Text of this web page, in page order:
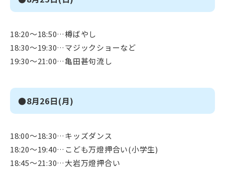
18:20～18:50…樽ばやし
18:30～19:30…マジックショーなど
19:30～21:00…亀田甚句流し
●8月26日(月)
18:00～18:30…キッズダンス
18:20～19:40…こども万燈押合い(小学生)
18:45～21:30…大岩万燈押合い